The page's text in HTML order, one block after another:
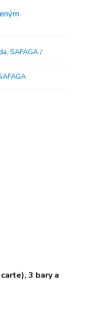
, SAFAGA
3 bary a